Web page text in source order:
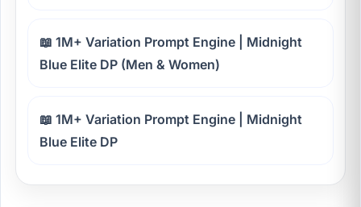
📖 1M+ Variation Prompt Engine | Midnight
Blue Elite DP (Men & Women)
📖 1M+ Variation Prompt Engine | Midnight
Blue Elite DP